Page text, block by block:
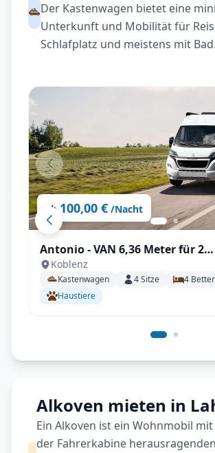
Der Kastenwagen bietet eine
Unterkunft und Mobilität für
Schlafplatz und meistens mit Bad.
ab 100,00 € /Nacht
Antonio - VAN 6,36 Meter für 2
Erwachsene und 2 Kinder |
Koblenz
Kastenwagen 4Sitze 4
Haustiere
Alkoven mieten in
Ein Alkoven ist ein Wohnmobil
der Fahrerkabine herausragenden